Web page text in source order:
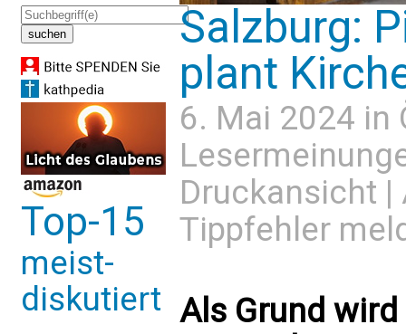
Top-15
meist-
diskutiert
Salzburg:
plant
6. Mai 2024 in
Druckansicht |
Tippfehler
Als Grund